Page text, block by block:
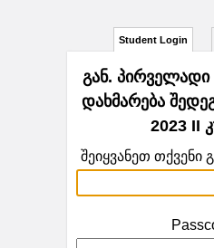
Student Login
გან.
დახმარება
2023 II
შეიყვანეთ თქვენი